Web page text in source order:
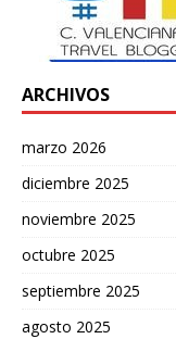
ARCHIVOS
marzo 2026
diciembre 2025
noviembre 2025
octubre 2025
septiembre 2025
agosto 2025